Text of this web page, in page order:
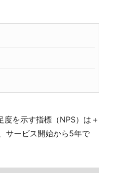
を示す指標（NPS）は＋
サービス開始から5年で